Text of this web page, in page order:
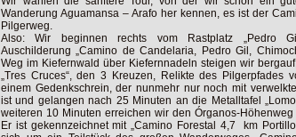
Wanderung Aguamansa – Arafo her kennen, es ist der
Pilgerweg.
Also: Wir beginnen rechts vom Rastplatz „Pedro
Auschilderung „Camino de Candelaria, Pedro Gil,
Weg im Kiefernwald über Kiefernnadeln steigen wir
„Tres Cruces“, den 3 Kreuzen, Relikte des Pilgerpfades
einem Gedenkschrein, der nunmehr nur noch mit
ist und gelangen nach 25 Minuten an die Metalltafel
weiteren 10 Minuten erreichen wir den Órganos-
Er ist gekennzeichnet mit „Camino Forestal 4,7 km